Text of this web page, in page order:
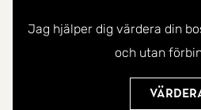
Jag hjälper dig värdera din
och utan